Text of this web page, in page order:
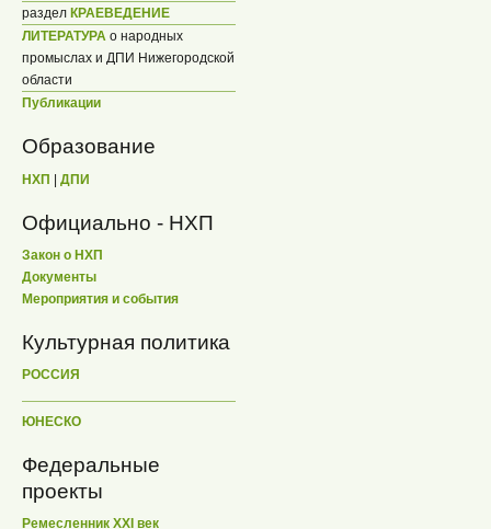
раздел КРАЕВЕДЕНИЕ
ЛИТЕРАТУРА о народных
промыслах и ДПИ Нижегородской
области
Публикации
Образование
НХП | ДПИ
Официально - НХП
Закон о НХП
Документы
Мероприятия и события
Культурная политика
РОССИЯ
ЮНЕСКО
Федеральные
проекты
Ремесленник XXI век